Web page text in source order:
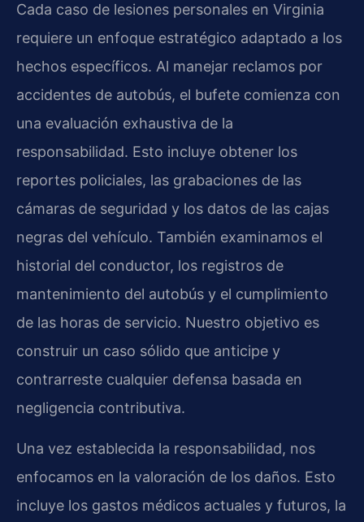
Cada caso de lesiones personales en Virginia
requiere un enfoque estratégico adaptado a los
hechos específicos. Al manejar reclamos por
accidentes de autobús, el bufete comienza con
una evaluación exhaustiva de la
responsabilidad. Esto incluye obtener los
reportes policiales, las grabaciones de las
cámaras de seguridad y los datos de las cajas
negras del vehículo. También examinamos el
historial del conductor, los registros de
mantenimiento del autobús y el cumplimiento
de las horas de servicio. Nuestro objetivo es
construir un caso sólido que anticipe y
contrarreste cualquier defensa basada en
negligencia contributiva.
Una vez establecida la responsabilidad, nos
enfocamos en la valoración de los daños. Esto
incluye los gastos médicos actuales y futuros, la